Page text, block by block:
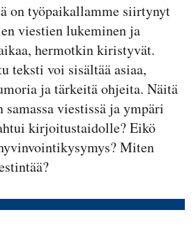
on työpaikallamme siirtynyt
viestien lukeminen ja
hermotkin kiristyvät.
teksti voi sisältää asiaa,
ja tärkeitä ohjeita. Näitä
viestissä ja ympäri
kirjoitustaidolle? Eikö
Miten